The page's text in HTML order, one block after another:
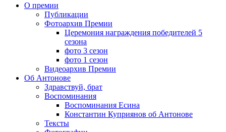
О премии
Публикации
Фотоархив Премии
Церемония награждения победителей 5
сезона
фото 3 сезон
фото 1 сезон
Видеоархив Премии
Об Антонове
Здравствуй, брат
Воспоминания
Воспоминания Есина
Константин Куприянов об Антонове
Тексты